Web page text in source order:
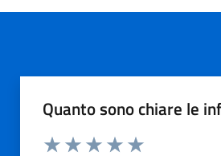
Quanto sono chiare le
Valuta da 1 a 5 stelle la pagina